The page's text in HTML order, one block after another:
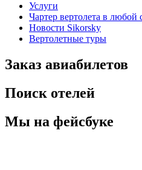
Услуги
Чартер вертолета в любой
Новости Sikorsky
Вертолетные туры
Заказ авиабилетов
Поиск отелей
Мы на фейсбуке